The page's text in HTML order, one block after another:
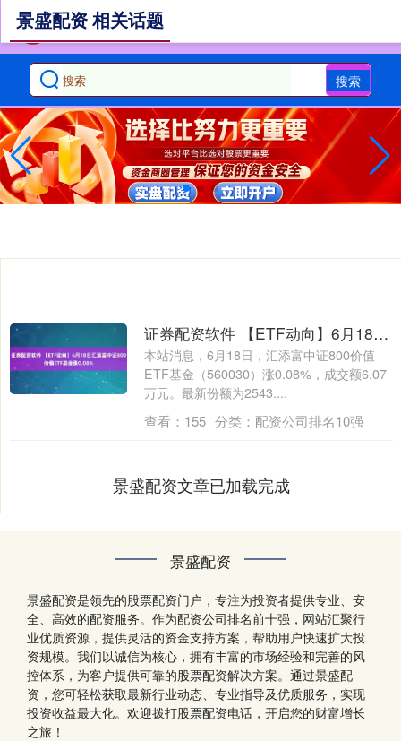
搜索
景盛配资 相关话题
证券配资软件 【ETF动向】6月18日汇添富中证800价值ETF基金涨0.08%
本站消息，6月18日，汇添富中证800价值
ETF基金（560030）涨0.08%，成交额6.07
万元。最新份额为2543....
查看： 155 分类： 配资公司排名10强
景盛配资文章已加载完成
景盛配资
景盛配资是领先的股票配资门户，专注为投资者提供专业、安
全、高效的配资服务。作为配资公司排名前十强，网站汇聚行
业优质资源，提供灵活的资金支持方案，帮助用户快速扩大投
资规模。我们以诚信为核心，拥有丰富的市场经验和完善的风
控体系，为客户提供可靠的股票配资解决方案。通过景盛配
资，您可轻松获取最新行业动态、专业指导及优质服务，实现
投资收益最大化。欢迎拨打股票配资电话，开启您的财富增长
之旅！